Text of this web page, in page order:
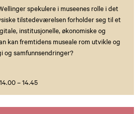
spekulere i museenes rolle i det
tilstedeværelsen forholder seg til et
institusjonelle, økonomiske og
kan fremtidens museale rom utvikle og
og samfunnsendringer?
– 14.45